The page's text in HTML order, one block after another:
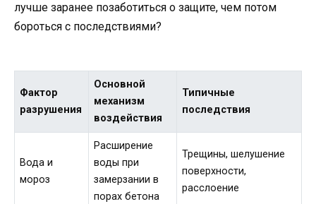
лучше заранее позаботиться о защите, чем потом
бороться с последствиями?
Фактор
разрушения
Основной
механизм
воздействия
Типичные
последствия
Вода и
мороз
Расширение
воды при
замерзании в
порах бетона
Трещины, шелушение
поверхности,
расслоение